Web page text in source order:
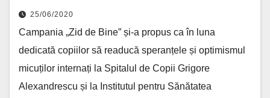
25/06/2020
Campania „Zid de Bine” și-a propus ca în luna
dedicată copiilor să readucă speranțele și optimismul
micuților internați la Spitalul de Copii Grigore
Alexandrescu și la Institutul pentru Sănătatea